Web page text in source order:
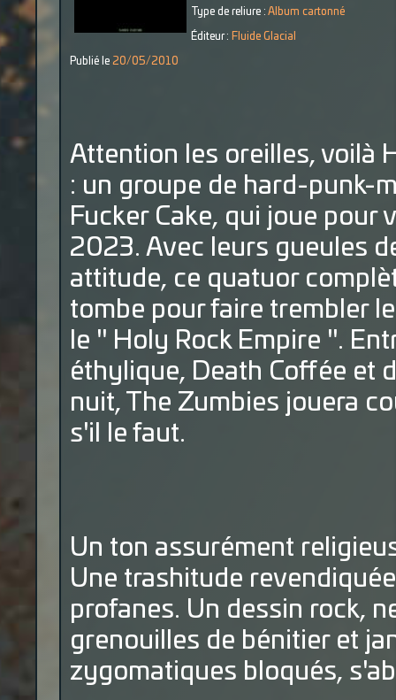
Type de reliure : Album cartonné
Éditeur : Fluide Glacial
Publié le 20/05/2010
Attention les oreilles, voilà
: un groupe de hard-punk-
Fucker Cake, qui joue pour
2023. Avec leurs gueules
attitude, ce quatuor
tombe pour faire trembler
le " Holy Rock Empire ".
éthylique, Death Coffée et
nuit, The Zumbies jouera
s'il le faut.
Un ton assurément
Une trashitude
profanes. Un dessin rock,
grenouilles de bénitier et
zygomatiques bloqués,